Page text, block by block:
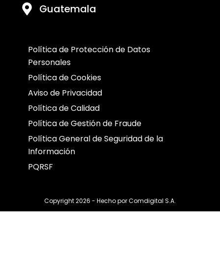
Guatemala
Política de Protección de Datos
Personales
Política de Cookies
Aviso de Privacidad
Política de Calidad
Política de Gestión de Fraude
Política General de Seguridad de la
Información
PQRSF
Copyright 2026 - Hecho porComdigital S.A.